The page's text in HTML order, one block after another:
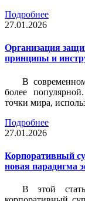
Подробнее
27.01.2026
Организация
принципы и
В
более
точки мира,
Подробнее
27.01.2026
Корпоративный
новая парадигма
В этой